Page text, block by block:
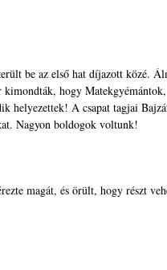
be az első hat díjazott közé.
hogy
helyezettek! A csapat tagjai
Nagyon boldogok voltunk!
magát, és örült, hogy részt